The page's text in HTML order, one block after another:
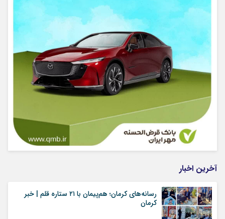
آخرین اخبار
رسانه‌های کرمان؛ هم‌پیمان با ۲۱ ستاره قلم | خبر
کرمان